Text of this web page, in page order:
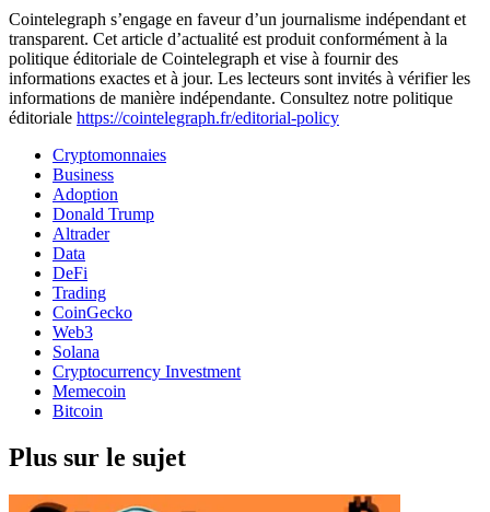
Cointelegraph s’engage en faveur d’un journalisme indépendant et
transparent. Cet article d’actualité est produit conformément à la
politique éditoriale de Cointelegraph et vise à fournir des
informations exactes et à jour. Les lecteurs sont invités à vérifier les
informations de manière indépendante. Consultez notre politique
éditoriale https://cointelegraph.fr/editorial-policy
Cryptomonnaies
Business
Adoption
Donald Trump
Altrader
Data
DeFi
Trading
CoinGecko
Web3
Solana
Cryptocurrency Investment
Memecoin
Bitcoin
Plus sur le sujet